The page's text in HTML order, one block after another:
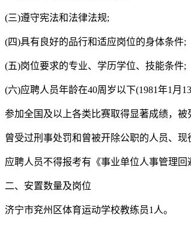
(三)遵守宪法和法律法规;
(四)具有良好的品行和适应岗位的身体条件;
(五)岗位要求的专业、学历学位、技能条件;
(六)应聘人员年龄在40周岁以下(1981年1月
参加全国及以上各类比赛取得显著成绩，
曾受过刑事处罚和曾被开除公职的人员、
应聘人员不得报考有《事业单位人事管理回
二、安置数量及岗位
济宁市兖州区体育运动学校教练员1人。